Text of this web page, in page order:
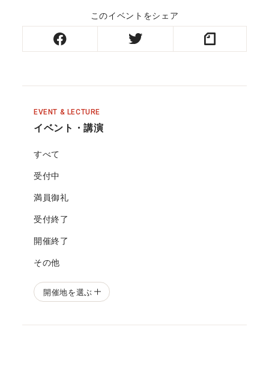
このイベントをシェア
EVENT & LECTURE
イベント・講演
すべて
受付中
満員御礼
受付終了
開催終了
その他
開催地を選ぶ